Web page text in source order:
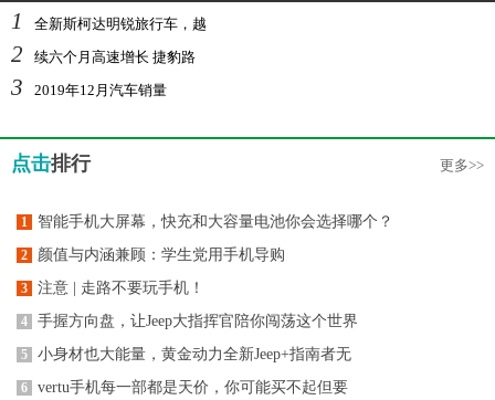
1 全新斯柯达明锐旅行车，越
2 续六个月高速增长 捷豹路
3 2019年12月汽车销量
点击排行 更多>>
1 智能手机大屏幕，快充和大容量电池你会选择哪个？
2 颜值与内涵兼顾：学生党用手机导购
3 注意 | 走路不要玩手机！
4 手握方向盘，让Jeep大指挥官陪你闯荡这个世界
5 小身材也大能量，黄金动力全新Jeep+指南者无
6 vertu手机每一部都是天价，你可能买不起但要